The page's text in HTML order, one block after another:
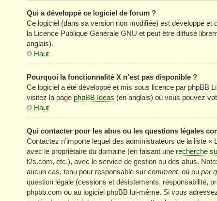
Qui a développé ce logiciel de forum ?
Ce logiciel (dans sa version non modifiée) est développé et
la Licence Publique Générale GNU et peut être diffusé
anglais).
Haut
Pourquoi la fonctionnalité X n’est pas disponible ?
Ce logiciel a été développé et mis sous licence par phpBB
visitez la page phpBB Ideas (en anglais) où vous pouvez
Haut
Qui contacter pour les abus ou les questions légales
Contactez n’importe lequel des administrateurs de la liste
avec le propriétaire du domaine (en faisant une recherche
f2s.com, etc.), avec le service de gestion ou des abus.
aucun cas, tenu pour responsable sur comment, où ou par
question légale (cessions et désistements, responsabilité,
phpbb.com ou au logiciel phpBB lui-même. Si vous